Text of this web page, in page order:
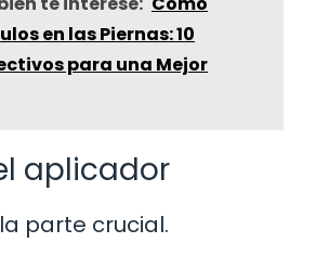
en las Piernas: 10
para una Mejor
aplicador
parte crucial.